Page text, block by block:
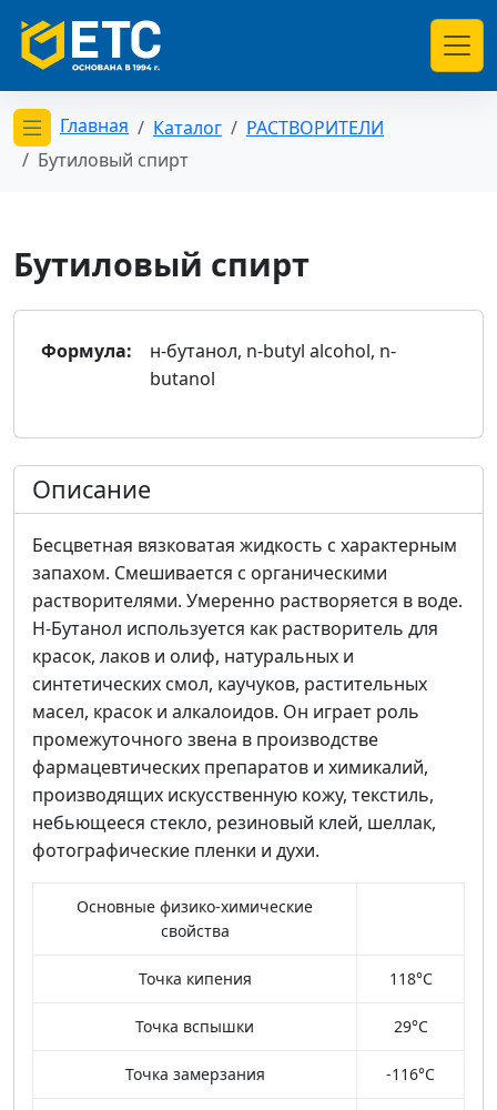
Открыть меню категорий
Главная Каталог
РАСТВОРИТЕЛИ
Бутиловый спирт
Бутиловый спирт
Формула:
н-бутанол, n-butyl alcohol, n-
butanol
Описание
Бесцветная вязковатая жидкость с характерным
запахом. Смешивается с органическими
растворителями. Умеренно растворяется в воде.
Н-Бутанол используется как растворитель для
красок, лаков и олиф, натуральных и
синтетических смол, каучуков, растительных
масел, красок и алкалоидов. Он играет роль
промежуточного звена в производстве
фармацевтических препаратов и химикалий,
производящих искусственную кожу, текстиль,
небьющееся стекло, резиновый клей, шеллак,
фотографические пленки и духи.
Основные физико-химические
свойства
Точка кипения 118°С
Точка вспышки 29°С
Точка замерзания -116°С